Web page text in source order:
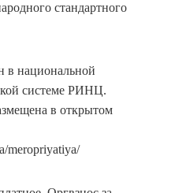
стандартного
в национальной
системе РИНЦ.
в открытом